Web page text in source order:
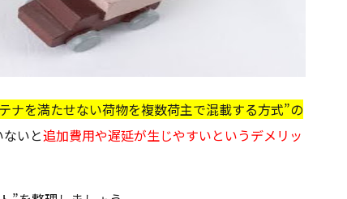
ナを満たせない荷物を複数荷主で混載する方式”の
いと追加費用や遅延が生じやすいというデメリッ